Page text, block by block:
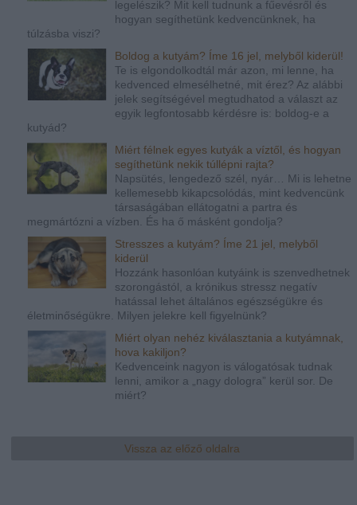
legelészik? Mit kell tudnunk a fűevésről és
hogyan segíthetünk kedvencünknek, ha
túlzásba viszi?
Boldog a kutyám? Íme 16 jel, melyből kiderül!
Te is elgondolkodtál már azon, mi lenne, ha
kedvenced elmesélhetné, mit érez? Az alábbi
jelek segítségével megtudhatod a választ az
egyik legfontosabb kérdésre is: boldog-e a
kutyád?
Miért félnek egyes kutyák a víztől, és hogyan
segíthetünk nekik túllépni rajta?
Napsütés, lengedező szél, nyár… Mi is lehetne
kellemesebb kikapcsolódás, mint kedvencünk
társaságában ellátogatni a partra és
megmártózni a vízben. És ha ő másként gondolja?
Stresszes a kutyám? Íme 21 jel, melyből
kiderül
Hozzánk hasonlóan kutyáink is szenvedhetnek
szorongástól, a krónikus stressz negatív
hatással lehet általános egészségükre és
életminőségükre. Milyen jelekre kell figyelnünk?
Miért olyan nehéz kiválasztania a kutyámnak,
hova kakiljon?
Kedvenceink nagyon is válogatósak tudnak
lenni, amikor a „nagy dologra” kerül sor. De
miért?
Vissza az előző oldalra